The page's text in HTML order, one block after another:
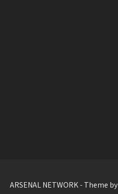
ARSENAL NETWORK - Theme